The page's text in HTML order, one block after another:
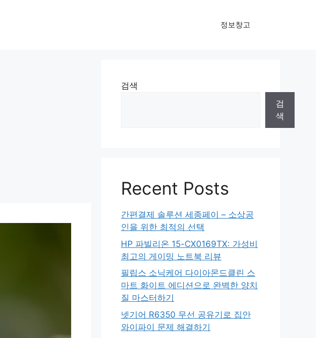
정보창고
검색
검
색
Recent Posts
간편결제 솔루션 세종페이 – 소상공
인을 위한 최적의 선택
HP 파빌리온 15-CX0169TX: 가성비
최고의 게이밍 노트북 리뷰
필립스 소닉케어 다이아몬드클린 스
마트 화이트 에디션으로 완벽한 양치
질 마스터하기
넷기어 R6350 무선 공유기로 집안
와이파이 문제 해결하기